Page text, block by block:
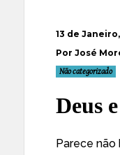
13 de Janeiro,
Por José
Não categorizado
Deus
Parece não